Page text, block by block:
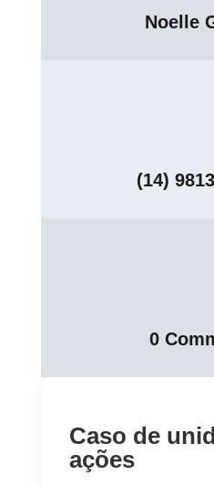
Noelle
(14)
0
Caso de
ações